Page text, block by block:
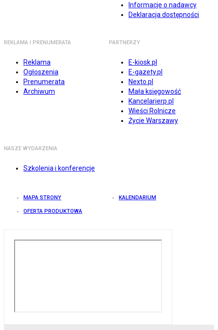
Informacje o nadawcy
Deklaracja dostępności
REKLAMA I PRENUMERATA
Reklama
Ogłoszenia
Prenumerata
Archiwum
PARTNERZY
E-kiosk.pl
E-gazety.pl
Nexto.pl
Mała księgowość
Kancelarierp.pl
Wieści Rolnicze
Życie Warszawy
NASZE WYDARZENIA
Szkolenia i konferencje
MAPA STRONY KALENDARIUM
OFERTA PRODUKTOWA